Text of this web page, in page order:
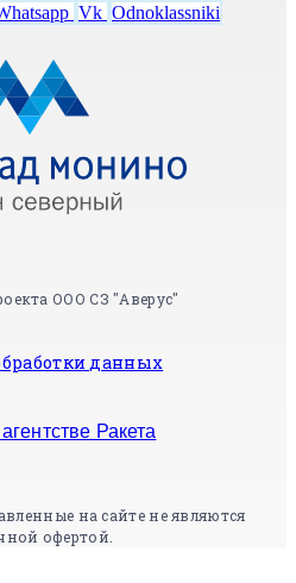
Vk Odnoklassniki
ООО СЗ "Аверус"
данных
Ракета
на сайте не являются
офертой.